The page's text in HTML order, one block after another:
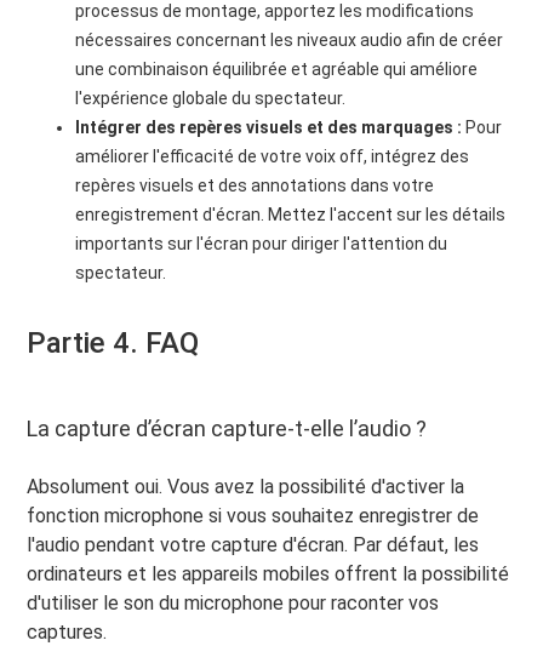
processus de montage, apportez les modifications
nécessaires concernant les niveaux audio afin de créer
une combinaison équilibrée et agréable qui améliore
l'expérience globale du spectateur.
Intégrer des repères visuels et des marquages : Pour
améliorer l'efficacité de votre voix off, intégrez des
repères visuels et des annotations dans votre
enregistrement d'écran. Mettez l'accent sur les détails
importants sur l'écran pour diriger l'attention du
spectateur.
Partie 4. FAQ
La capture d’écran capture-t-elle l’audio ?
Absolument oui. Vous avez la possibilité d'activer la
fonction microphone si vous souhaitez enregistrer de
l'audio pendant votre capture d'écran. Par défaut, les
ordinateurs et les appareils mobiles offrent la possibilité
d'utiliser le son du microphone pour raconter vos
captures.